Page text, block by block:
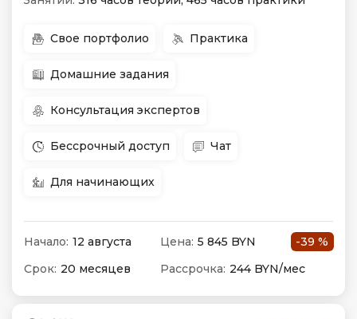
Свое портфолио Практика
Домашние задания
Консультация экспертов
Бессрочный доступ Чат
Для начинающих
Начало: 12 августа Цена: 5 845 BYN
-39 %
Срок: 20 месяцев Рассрочка: 244 BYN/мес